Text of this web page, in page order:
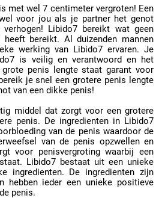
met wel 7 centimeter vergroten! Een
voor jou als je partner het genot
Libido7 bereikt wat geen
bereikt. Al duizenden mannen
werking van Libido7 ervaren. Je
is veilig en verantwoord en het
penis lengte staat garant voor
je snel een grotere penis lengte
van een dikke penis!
middel dat zorgt voor een grotere
penis. De ingredienten in Libido7
van de penis waardoor de
van de penis opzwellen en
voor penisvergroting waarbij een
Libido7 bestaat uit een unieke
ingredienten. De ingredienten zijn
hebben ieder een unieke positieve
penis.